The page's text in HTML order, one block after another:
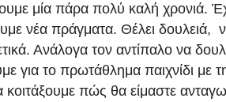
μία πάρα πολύ καλή χρονιά.
νέα πράγματα. Θέλει
Ανάλογα τον αντίπαλο να
για το πρωτάθλημα παιχνίδι με
κοιτάξουμε πώς θα είμαστε